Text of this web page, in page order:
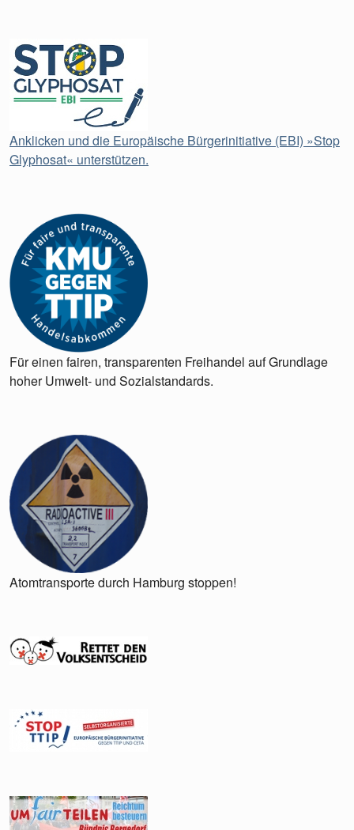
Anklicken und die Europäische Bürgerinitiative (EBI) »Stop
Glyphosat« unterstützen.
Für einen fairen, transparenten Freihandel auf Grundlage
hoher Umwelt- und Sozialstandards.
Atomtransporte durch Hamburg stoppen!